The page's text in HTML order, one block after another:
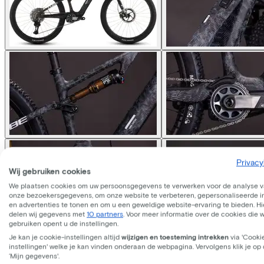
Cube AMS HYBRID ONE44
Wij gebruiken cookies
We plaatsen cookies om uw persoonsgegevens te verwerken voor de analyse
onze bezoekersgegevens, om onze website te verbeteren, gepersonaliseerde
en advertenties te tonen en om u een geweldige website-ervaring te bieden.
delen wij gegevens met 10 partners . Voor meer informatie over de cookies die
gebruiken opent u de instellingen.
Je kan je cookie-instellingen altijd wijzigen en toesteming intrekken via
instellingen' welke je kan vinden onderaan de webpagina. Vervolgens klik je op
‘Mijn gegevens'.